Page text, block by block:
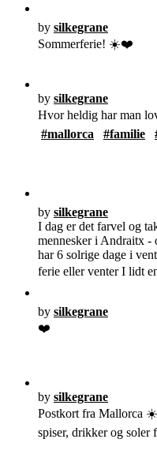
by silkegrane
Sommerferie! ☀️❤️
by silkegrane
Hvor heldig har man
#mallorca
#familie
by silkegrane
I dag er det farvel og
mennesker i Andraitx
har 6 solrige dage i
ferie eller venter I lidt
by silkegrane
❤️
by silkegrane
Postkort fra Mallorca
spiser, drikker og soler